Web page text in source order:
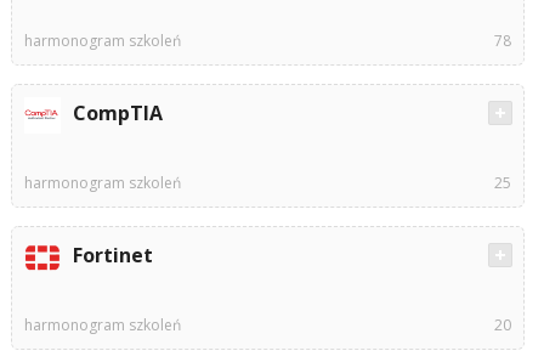
harmonogram szkoleń 78
CompTIA
harmonogram szkoleń 25
Fortinet
harmonogram szkoleń 20